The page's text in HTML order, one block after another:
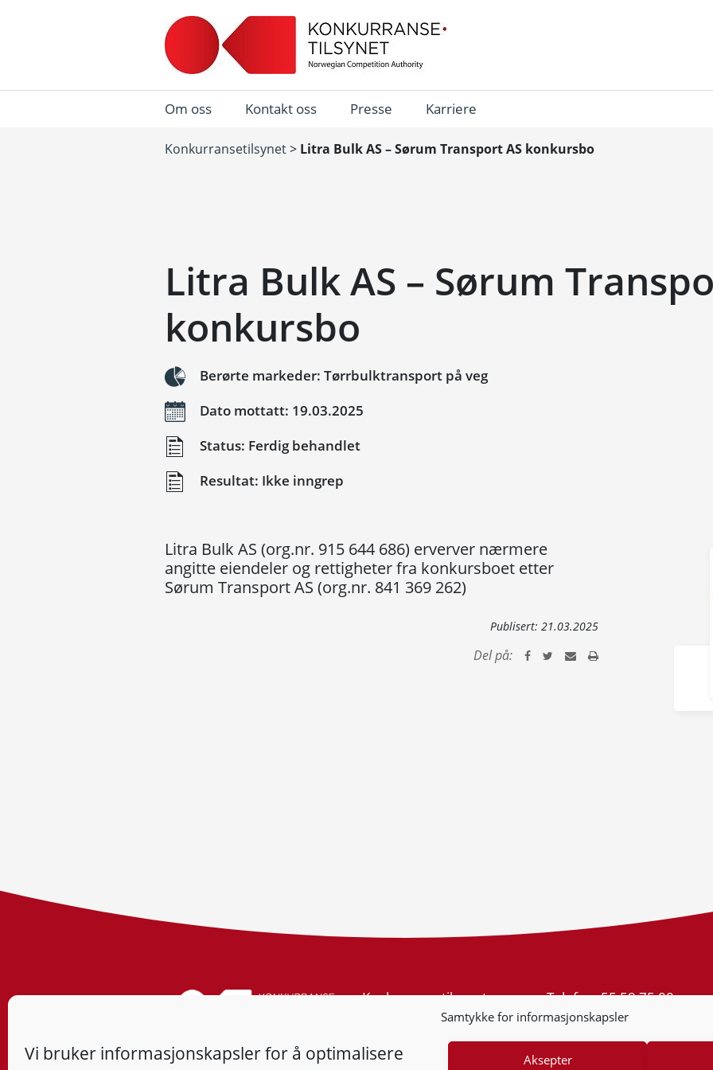
Samtykke for informasjonskapsler
Vi bruker informasjonskapsler for å optimalisere
Aksepter
Om oss Kontakt oss Presse Karriere
Konkurransetilsynet> Litra Bulk AS – Sørum Transport AS konkursbo
Litra Bulk AS – Sørum
konkursbo
Berørte markeder: Tørrbulktransport på veg
Dato mottatt: 19.03.2025
Status: Ferdig behandlet
Resultat: Ikke inngrep
Litra Bulk AS (org.nr. 915 644 686) erverver nærmere
angitte eiendeler og rettigheter fra konkursboet etter
Sørum Transport AS (org.nr. 841 369 262)
Publisert: 21.03.2025
Del på:
Konkurransetilsynet
Postboks 439 Sentrum
Org.nr: 974 761 246
Telefon:55 59 75 00
E-post:post@kt.no
Nyhetsvarsel >>